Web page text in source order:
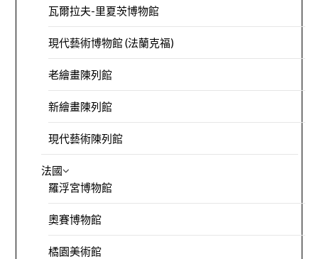
瓦爾拉夫-里夏茨博物館
現代藝術博物館 (法蘭克福)
老繪畫陳列館
新繪畫陳列館
現代藝術陳列館
法國
羅浮宮博物館
奧賽博物館
橘園美術館